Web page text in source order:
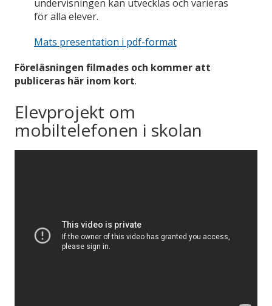
undervisningen kan utvecklas och varieras
för alla elever.
Mats presentation i pdf-format
Föreläsningen filmades och kommer att
publiceras här inom kort.
Elevprojekt om
mobiltelefonen i skolan